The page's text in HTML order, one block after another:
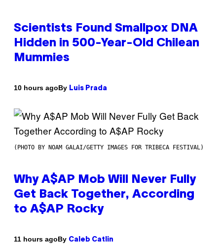
Scientists Found Smallpox DNA
Hidden in 500-Year-Old Chilean
Mummies
10 hours agoBy Luis Prada
(PHOTO BY NOAM GALAI/GETTY IMAGES FOR TRIBECA FESTIVAL)
Why A$AP Mob Will Never Fully
Get Back Together, According
to A$AP Rocky
11 hours agoBy Caleb Catlin